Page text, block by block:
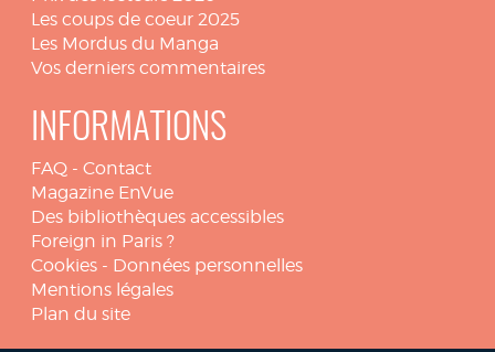
Les coups de coeur 2025
Les Mordus du Manga
Vos derniers commentaires
INFORMATIONS
FAQ - Contact
Magazine EnVue
Des bibliothèques accessibles
Foreign in Paris ?
Cookies - Données personnelles
Mentions légales
Plan du site